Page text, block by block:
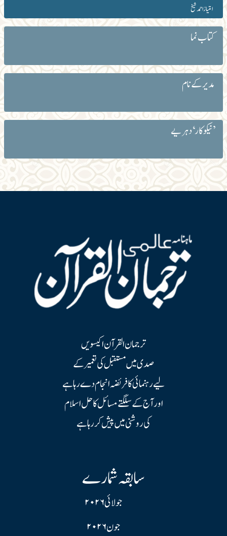
امتیاز احمدشیخ
کتاب نما
مدیر کے نام
’نیکوکار‘ دہریے
ترجمان القرآن اکیسویں
صدی میں مستقبل کی تعمیر کے
لیے رہنمائی کا فریضہ انجام دے رہا ہے
اور آج کے سلگتے مسائل کا حل اسلام
کی روشنی میں پیش کر رہا ہے
سابقہ شمارے
جولائی ۲۰۲۶
جون ۲۰۲۶